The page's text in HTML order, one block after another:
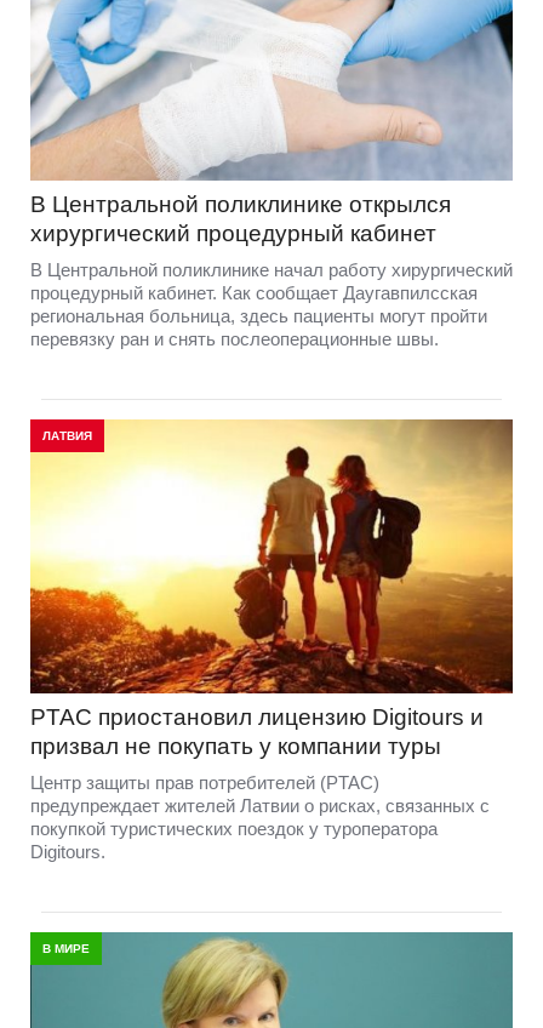
В Центральной поликлинике открылся
хирургический процедурный кабинет
В Центральной поликлинике начал работу хирургический
процедурный кабинет. Как сообщает Даугавпилсская
региональная больница, здесь пациенты могут пройти
перевязку ран и снять послеоперационные швы.
ЛАТВИЯ
PTAC приостановил лицензию Digitours и
призвал не покупать у компании туры
Центр защиты прав потребителей (PTAC)
предупреждает жителей Латвии о рисках, связанных с
покупкой туристических поездок у туроператора
Digitours.
В МИРЕ